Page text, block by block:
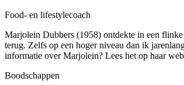
Food- en lifestylecoach
Marjolein Dubbers (1958) ontdekte in een
terug. Zelfs op een hoger niveau dan ik
informatie over Marjolein? Lees het op haar
Boodschappen